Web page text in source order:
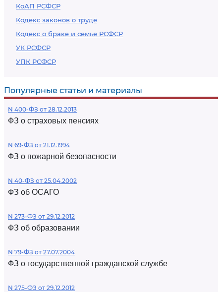
КоАП РСФСР
Кодекс законов о труде
Кодекс о браке и семье РСФСР
УК РСФСР
УПК РСФСР
Популярные статьи и материалы
N 400-ФЗ от 28.12.2013
ФЗ о страховых пенсиях
N 69-ФЗ от 21.12.1994
ФЗ о пожарной безопасности
N 40-ФЗ от 25.04.2002
ФЗ об ОСАГО
N 273-ФЗ от 29.12.2012
ФЗ об образовании
N 79-ФЗ от 27.07.2004
ФЗ о государственной гражданской службе
N 275-ФЗ от 29.12.2012